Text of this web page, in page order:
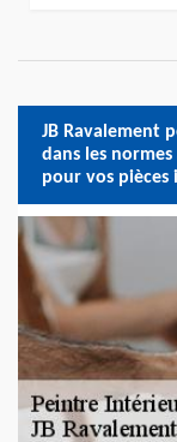
JB Ravalement
dans les
pour vos pièces